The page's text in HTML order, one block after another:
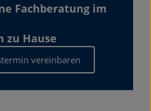
Fachberatung im
zu Hause
vereinbaren